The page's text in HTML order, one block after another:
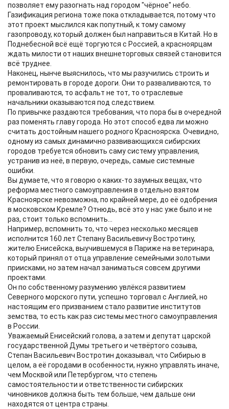
позволяет ему разогнать над городом "чёрное" небо.
Газификация региона тоже пока откладывается, потому что
этот проект мыслился как попутный, к тому самому
газопроводу, который должен был направиться в Китай. Но в
Поднебесной всё ещё торгуются с Россией, а красноярцам
ждать милости от наших внешнеторговых связей становится
всё труднее.
Наконец, нынче выяснилось, что мы разучились строить и
ремонтировать в городе дороги. Они то разваливаются, то
проваливаются, то асфальт не тот, то отраслевые
начальники оказываются под следствием.
По привычке раздаются требования, что пора бы в очередной
раз поменять главу города. Но этот способ едва ли можно
считать достойным нашего родного Красноярска. Очевидно,
одному из самых динамично развивающихся сибирских
городов требуется обновить саму систему управления,
устранив из неё, в первую, очередь, самые системные
ошибки.
Вы думаете, что я говорю о каких-то заумных вещах, что
реформа местного самоуправления в отдельно взятом
Красноярске невозможна, по крайней мере, до её одобрения
в московском Кремле? Отнюдь, всё это у нас уже было и не
раз, стоит только вспомнить...
Например, вспомнить то, что через несколько месяцев
исполнится 160 лет Степану Васильевичу Востротину,
жителю Енисейска, выучившемуся в Париже на ветеринара,
который принял от отца управление семейными золотыми
приисками, но затем начал заниматься совсем другими
проектами.
Он по собственному разумению увлёкся развитием
Северного морского пути, успешно торговал с Англией, но
настоящим его призванием стало развитие институтов
земства, то есть как раз системы местного самоуправления
в России.
Уважаемый Енисейский голова, а затем и депутат царской
государственной Думы третьего и четвёртого созыва,
Степан Васильевич Востротин доказывал, что Сибирью в
целом, а её городами в особенности, нужно управлять иначе,
чем Москвой или Петербургом, что степень
самостоятельности и ответственности сибирских
чиновников должна быть тем больше, чем дальше они
находятся от центра страны.